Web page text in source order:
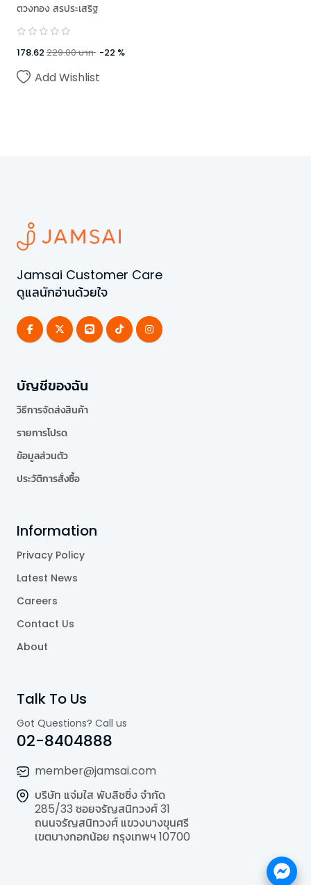
ตวงทอง สรประเสริฐ
178.62 229.00บาท -22 %
Add Wishlist
Jamsai Customer Care
ดูแลนักอ่านด้วยใจ
บัญชีของฉัน
วิธีการจัดส่งสินค้า
รายการโปรด
ข้อมูลส่วนตัว
ประวัติการสั่งซื้อ
Information
Privacy Policy
Latest News
Careers
Contact Us
About
Talk To Us
Got Questions? Call us
02-8404888
member@jamsai.com
บริษัท แจ่มใส พับลิชชิ่ง จำกัด
285/33 ซอยจรัญสนิทวงศ์ 31
ถนนจรัญสนิทวงศ์ แขวงบางขุนศรี
เขตบางกอกน้อย กรุงเทพฯ 10700